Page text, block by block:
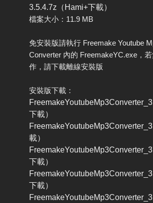
3.5.4.7z（Hami+下載）
檔案大小：11.9 MB
免安裝版請執行 Freemake Youtube
Converter 內的 FreemakeYC.exe，
作，請下載離線安裝版
安裝版下載：
下載）
載）
下載）
下載）